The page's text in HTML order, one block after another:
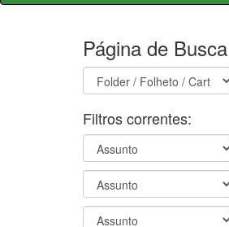
Página de Busca
Filtros correntes: